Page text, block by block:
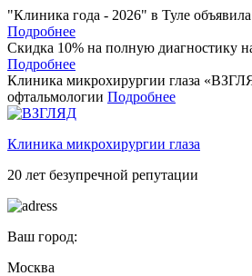
"Клиника года - 2026" в Туле
Подробнее
Скидка 10% на полную диагностику
Подробнее
Клиника микрохирургии глаза
офтальмологии Подробнее
Клиника микрохирургии глаза
20 лет безупречной репутации
Ваш город:
Москва